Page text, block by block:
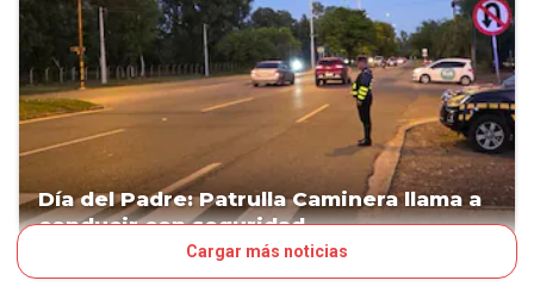
Día del Padre: Patrulla Caminera llama a
conducir con seguridad
Cargar más noticias